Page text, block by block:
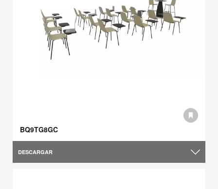
BQ9TG8GC
DESCARGAR